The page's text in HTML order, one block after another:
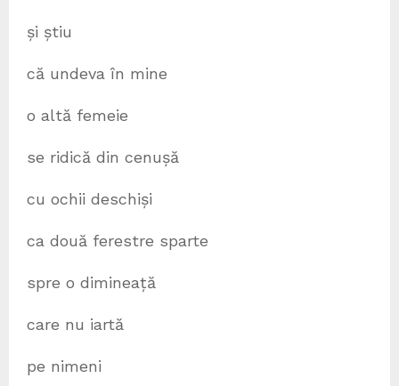
și știu
că undeva în mine
o altă femeie
se ridică din cenușă
cu ochii deschiși
ca două ferestre sparte
spre o dimineață
care nu iartă
pe nimeni